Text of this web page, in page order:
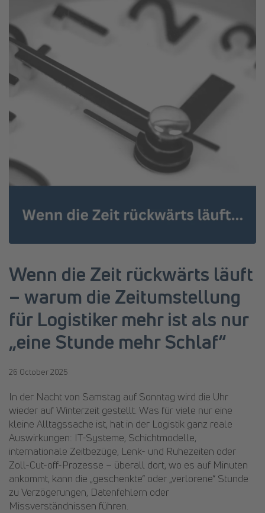
Wenn die Zeit rückwärts läuft
– warum die Zeitumstellung
für Logistiker mehr ist als nur
„eine Stunde mehr Schlaf“
26 October 2025
In der Nacht von Samstag auf Sonntag wird die Uhr
wieder auf Winterzeit gestellt. Was für viele nur eine
kleine Alltagssache ist, hat in der Logistik ganz reale
Auswirkungen: IT-Systeme, Schichtmodelle,
internationale Zeitbezüge, Lenk- und Ruhezeiten oder
Zoll-Cut-off-Prozesse – überall dort, wo es auf Minuten
ankommt, kann die „geschenkte“ oder „verlorene“ Stunde
zu Verzögerungen, Datenfehlern oder
Missverständnissen führen.